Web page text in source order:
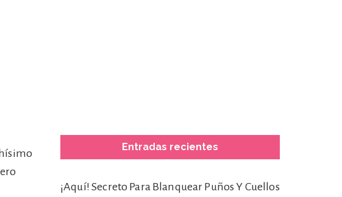
Entradas recientes
¡Aquí! Secreto Para Blanquear Puños Y Cuellos